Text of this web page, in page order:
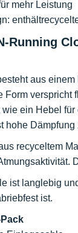
mehr Leistung
Running
aus
Form
ein Hebel
hohe Dämpfung
recyceltem
ist langlebig
ist.